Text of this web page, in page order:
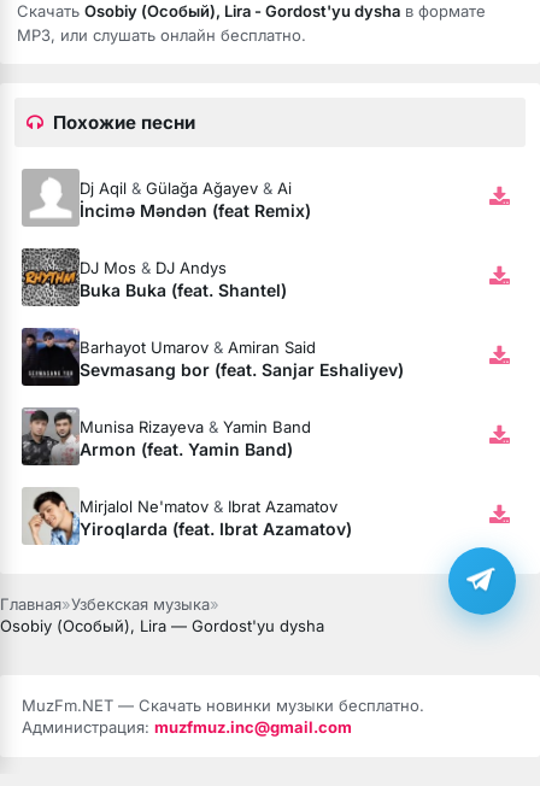
Скачать Osobiy (Особый), Lira - Gordost'yu dysha в формате
MP3, или слушать онлайн бесплатно.
Похожие песни
Dj Aqil & Gülağa Ağayev & Ai
İncimə Məndən (feat Remix)
DJ Mos & DJ Andys
Buka Buka (feat. Shantel)
Barhayot Umarov & Amiran Said
Sevmasang bor (feat. Sanjar Eshaliyev)
Munisa Rizayeva & Yamin Band
Armon (feat. Yamin Band)
Mirjalol Ne'matov & Ibrat Azamatov
Yiroqlarda (feat. Ibrat Azamatov)
Главная»Узбекская музыка»
Osobiy (Особый), Lira — Gordost'yu dysha
MuzFm.NET — Скачать новинки музыки бесплатно.
Администрация: muzfmuz.inc@gmail.com